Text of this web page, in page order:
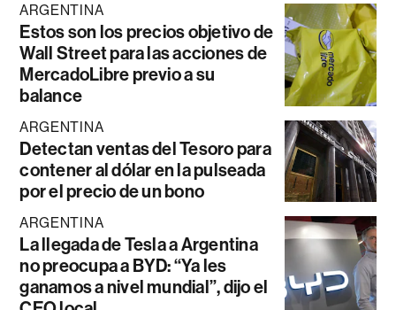
ARGENTINA
Estos son los precios objetivo de
Wall Street para las acciones de
MercadoLibre previo a su
balance
ARGENTINA
Detectan ventas del Tesoro para
contener al dólar en la pulseada
por el precio de un bono
ARGENTINA
La llegada de Tesla a Argentina
no preocupa a BYD: “Ya les
ganamos a nivel mundial”, dijo el